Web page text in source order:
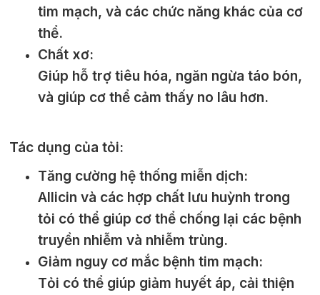
tim mạch, và các chức năng khác của cơ
thể.
Chất xơ:
Giúp hỗ trợ tiêu hóa, ngăn ngừa táo bón,
và giúp cơ thể cảm thấy no lâu hơn.
Tác dụng của tỏi:
Tăng cường hệ thống miễn dịch:
Allicin và các hợp chất lưu huỳnh trong
tỏi có thể giúp cơ thể chống lại các bệnh
truyền nhiễm và nhiễm trùng.
Giảm nguy cơ mắc bệnh tim mạch:
Tỏi có thể giúp giảm huyết áp, cải thiện